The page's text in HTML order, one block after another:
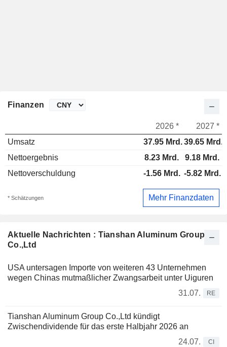
Aktuelle Nachrichten : Tianshan Aluminum Group
Co.,Ltd
USA untersagen Importe von weiteren 43 Unternehmen
wegen Chinas mutmaßlicher Zwangsarbeit unter Uiguren
31.07.
RE
Tianshan Aluminum Group Co.,Ltd kündigt
Zwischendividende für das erste Halbjahr 2026 an
24.07.
CI
Finanzen
2026 *
2027 *
Umsatz
37.95 Mrd.39.65 Mrd.
Nettoergebnis
8.23 Mrd.
9.18 Mrd.
Nettoverschuldung
-1.56 Mrd. -5.82 Mrd.
* Schätzungen Mehr Finanzdaten